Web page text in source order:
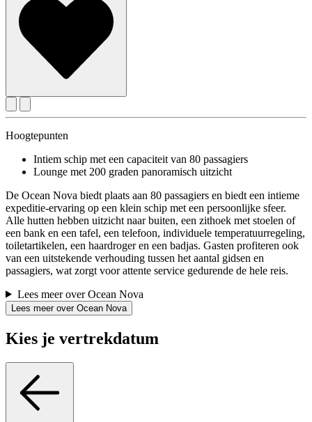
Hoogtepunten
Intiem schip met een capaciteit van 80 passagiers
Lounge met 200 graden panoramisch uitzicht
De Ocean Nova biedt plaats aan 80 passagiers en biedt een intieme
expeditie-ervaring op een klein schip met een persoonlijke sfeer.
Alle hutten hebben uitzicht naar buiten, een zithoek met stoelen of
een bank en een tafel, een telefoon, individuele temperatuurregeling,
toiletartikelen, een haardroger en een badjas. Gasten profiteren ook
van een uitstekende verhouding tussen het aantal gidsen en
passagiers, wat zorgt voor attente service gedurende de hele reis.
Lees meer over Ocean Nova
Lees meer over Ocean Nova
Kies je vertrekdatum